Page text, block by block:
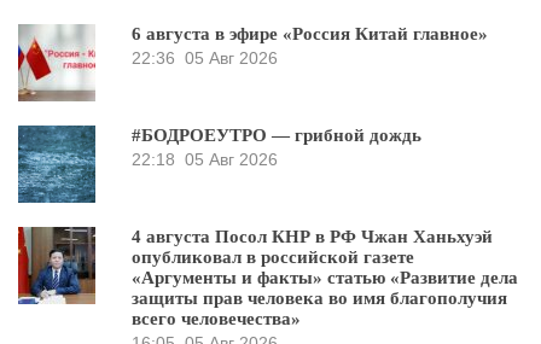
6 августа в эфире «Россия Китай главное»
22:36 05 Авг 2026
#БОДРОЕУТРО — грибной дождь
22:18 05 Авг 2026
4 августа Посол КНР в РФ Чжан Ханьхуэй
опубликовал в российской газете
«Аргументы и факты» статью «Развитие дела
защиты прав человека во имя благополучия
всего человечества»